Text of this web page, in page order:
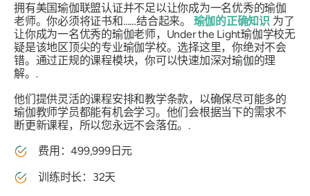
拥有美国瑜伽联盟认证并不足以让你成为一名优秀的瑜伽
老师。你必须将证书和……结合起来。 瑜伽的正确知识 为了
让你成为一名优秀的瑜伽老师，Under the Light瑜伽学校无
疑是该地区顶尖的专业瑜伽学校。选择这里，你绝对不会
错。通过正规的课程模块，你可以快速加深对瑜伽的理
解。.
他们提供灵活的课程安排和教学条款，以确保尽可能多的
瑜伽教师学员都能有机会学习。他们会根据当下的需求不
断更新课程，所以您永远不会落伍。.
费用：499,999日元
训练时长：32天